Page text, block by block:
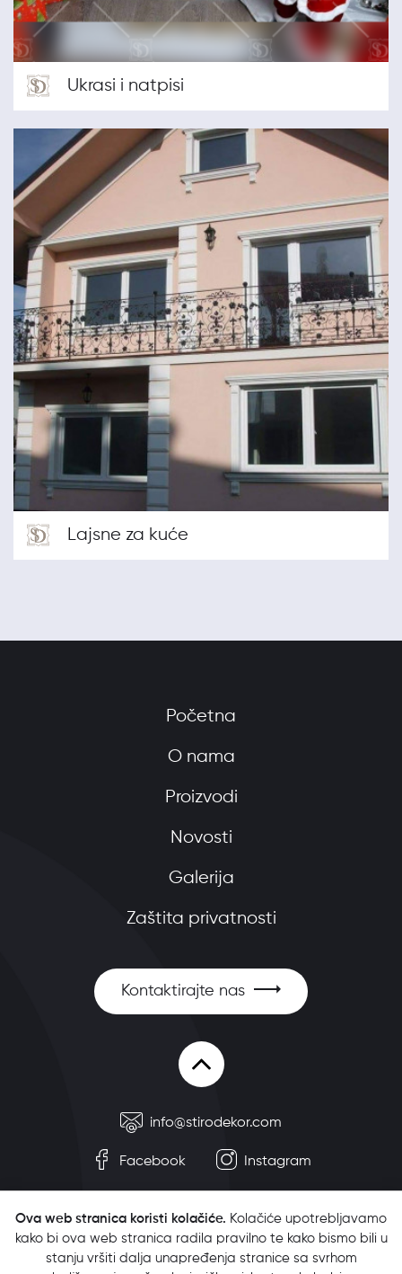
Ukrasi i natpisi
Lajsne za kuće
Početna
O nama
Proizvodi
Novosti
Galerija
Zaštita privatnosti
Kontaktirajte nas
info@stirodekor.com
Facebook Instagram
Ova web stranica koristi kolačiće. Kolačiće upotrebljavamo
kako bi ova web stranica radila pravilno te kako bismo bili u
stanju vršiti dalja unapređenja stranice sa svrhom